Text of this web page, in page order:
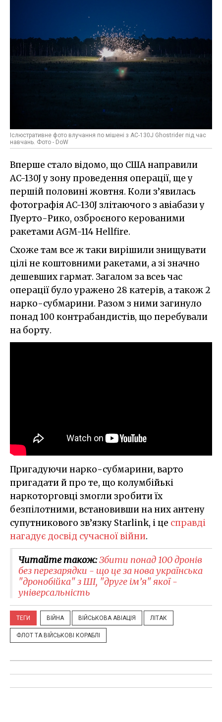
Іслюстративне фото влучання по мішені з AC-130J Ghostrider під час
навчань. Фото - DoW
Вперше стало відомо, що США направили
AC-130J у зону проведення операції, ще у
першій половині жовтня. Коли з’явилась
фотографія AC-130J злітаючого з авіабази у
Пуерто-Рико, озброєного керованими
ракетами AGM-114 Hellfire.
Схоже там все ж таки вирішили знищувати
цілі не коштовними ракетами, а зі значно
дешевших гармат. Загалом за всеь час
операції було уражено 28 катерів, а також 2
нарко-субмарини. Разом з ними загинуло
понад 100 контрабандистів, що перебували
на борту.
Пригадуючи нарко-субмарини, варто
пригадати й про те, що колумбійькі
наркоторговці змогли зробити їх
безпілотними, встановивши на них антену
супутникового зв’язку Starlink, і це справді
нагадує досвід сучасної війни.
Читайте також:Збити понад 100 дронів
без перезарядки - що це за нова українська
"дронобійка" з ШІ, "друге ім’я" якої -
універсальність
ТЕГИ ВІЙНА ВІЙСЬКОВА АВІАЦІЯ ЛІТАК
ФЛОТ ТА ВІЙСЬКОВІ КОРАБЛІ